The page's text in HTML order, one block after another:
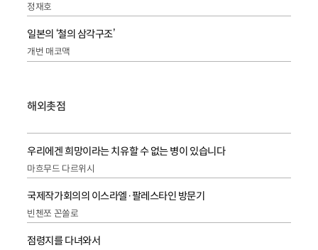
정재호
일본의 ‘철의 삼각구조’
개번 매코맥
해외촛점
우리에겐 희망이라는 치유할 수 없는 병이 있습니다
마흐무드 다르위시
국제작가회의의 이스라엘·팔레스타인 방문기
빈첸쪼 꼰쏠로
점령지를 다녀와서